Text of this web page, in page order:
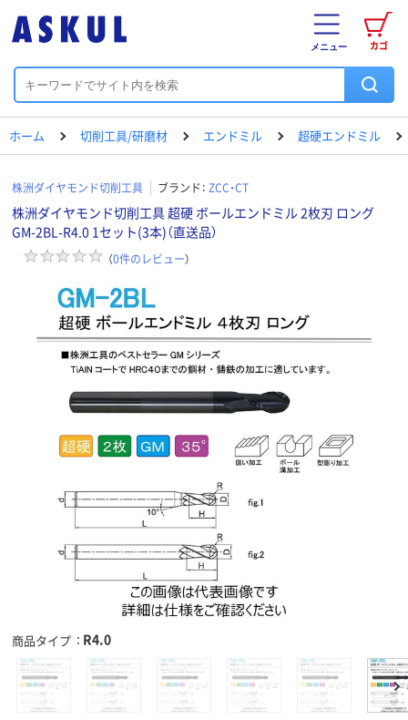
カゴ
メニュー
ホーム 切削工具/研磨材 エンドミル 超硬エンドミル
株洲ダイヤモンド切削工具 ブランド： ZCC・CT
株洲ダイヤモンド切削工具 超硬 ボールエンドミル 2枚刃 ロング
GM-2BL-R4.0 1セット(3本)（直送品）
（0件のレビュー）
商品タイプ R4.0